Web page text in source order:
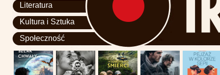
Literatura
Kultura i Sztuka
Społeczność